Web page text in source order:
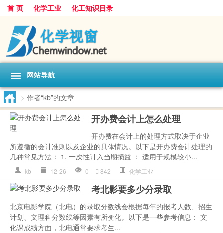
首 页 化学工业 化工知识目录
网站导航
> 作者“kb”的文章
开办费会计上怎么处理
开办费在会计上的处理方式取决于企业
所遵循的会计准则以及企业的具体情况。以下是开办费会计处理的
几种常见方法： 1. 一次性计入当期损益 ： 适用于规模较小...
kb 12-26 0 842 化学工业
考北影要多少分录取
北京电影学院（北电）的录取分数线会根据每年的报考人数、招生
计划、文理科分数线等因素有所变化。以下是一些参考信息： 文
化课成绩方面，北电通常要求考生...